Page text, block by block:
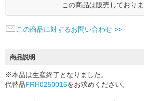
この商品は販売しており
この商品に対するお問い合わせ >>
商品説明
※本品は生産終了となりました。
代替品FRH0250016をお求めください。